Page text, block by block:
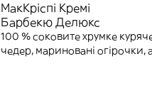
МакКріспі Кремі
Барбекю Делюкс
100 % соковите хрумке
чедер, мариновані огірочки,
в особливій румʼяній булочці.